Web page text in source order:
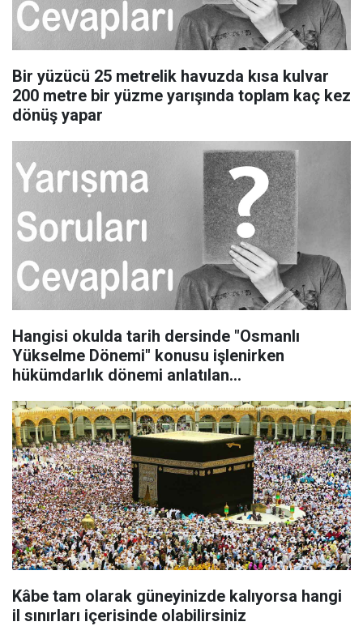
Bir yüzücü 25 metrelik havuzda kısa kulvar
200 metre bir yüzme yarışında toplam kaç kez
dönüş yapar
Hangisi okulda tarih dersinde "Osmanlı
Yükselme Dönemi" konusu işlenirken
hükümdarlık dönemi anlatılan
Kâbe tam olarak güneyinizde kalıyorsa hangi
il sınırları içerisinde olabilirsiniz